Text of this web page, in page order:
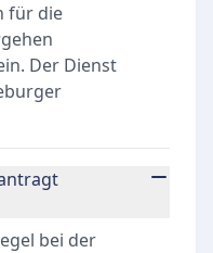
für die
Der Dienst
bei der